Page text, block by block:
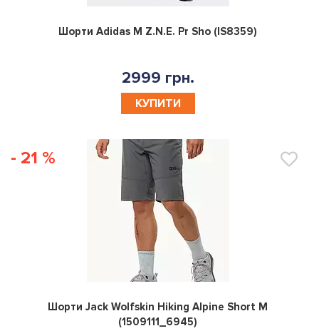
0
Шорти Adidas M Z.N.E. Pr Sho (IS8359)
2999 грн.
КУПИТИ
- 21 %
0
Шорти Jack Wolfskin Hiking Alpine Short M
(1509111_6945)